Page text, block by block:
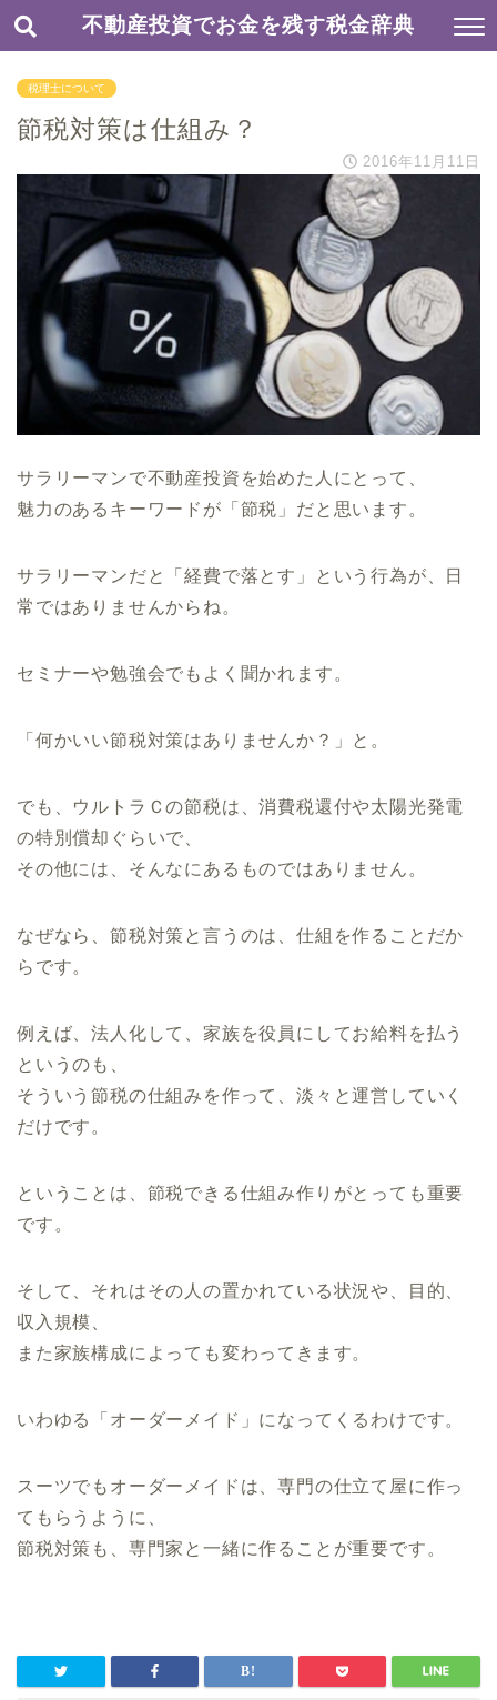
不動産投資でお金を残す税金辞典
税理士について
節税対策は仕組み？
2016年11月11日
サラリーマンで不動産投資を始めた人にとって、
魅力のあるキーワードが「節税」だと思います。
サラリーマンだと「経費で落とす」という行為が、日
常ではありませんからね。
セミナーや勉強会でもよく聞かれます。
「何かいい節税対策はありませんか？」と。
でも、ウルトラＣの節税は、消費税還付や太陽光発電
の特別償却ぐらいで、
その他には、そんなにあるものではありません。
なぜなら、節税対策と言うのは、仕組を作ることだか
らです。
例えば、法人化して、家族を役員にしてお給料を払う
というのも、
そういう節税の仕組みを作って、淡々と運営していく
だけです。
ということは、節税できる仕組み作りがとっても重要
です。
そして、それはその人の置かれている状況や、目的、
収入規模、
また家族構成によっても変わってきます。
いわゆる「オーダーメイド」になってくるわけです。
スーツでもオーダーメイドは、専門の仕立て屋に作っ
てもらうように、
節税対策も、専門家と一緒に作ることが重要です。